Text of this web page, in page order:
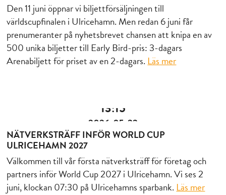
Den 11 juni öppnar vi biljettförsäljningen till
världscupfinalen i Ulricehamn. Men redan 6 juni får
prenumeranter på nyhetsbrevet chansen att knipa en av
500 unika biljetter till Early Bird-pris: 3-dagars
Arenabiljett för priset av en 2-dagars. Läs mer
13:15
2026-05-22
NÄTVERKSTRÄFF INFÖR WORLD CUP
ULRICEHAMN 2027
Välkommen till vår första nätverksträff för företag och
partners inför World Cup 2027 i Ulricehamn. Vi ses 2
juni, klockan 07:30 på Ulricehamns sparbank. Läs mer